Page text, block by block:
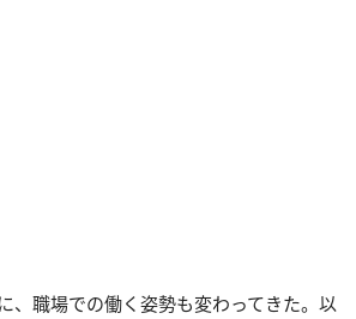
、職場での働く姿勢も変わってきた。以